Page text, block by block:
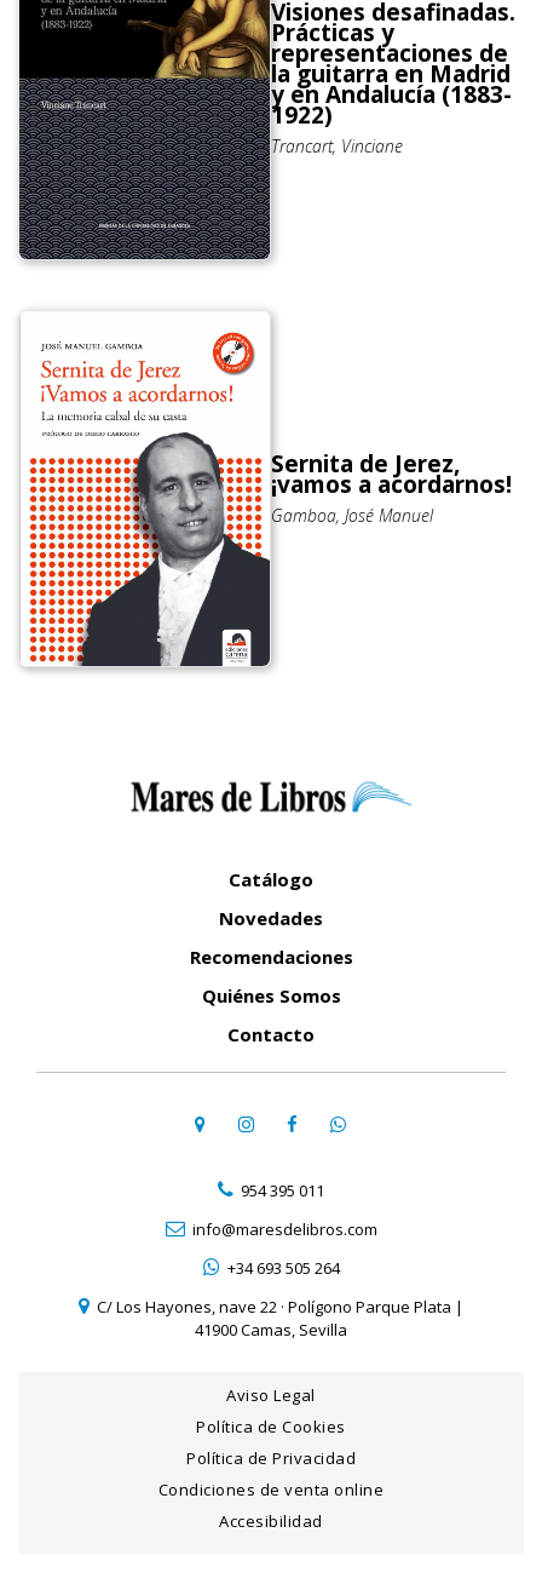
Visiones desafinadas.
Prácticas y
representaciones de
la guitarra en Madrid
y en Andalucía (1883-
1922)
Trancart, Vinciane
Sernita de Jerez,
¡vamos a acordarnos!
Gamboa, José Manuel
Catálogo
Novedades
Recomendaciones
Quiénes Somos
Contacto
954 395 011
info@maresdelibros.com
+34 693 505 264
C/ Los Hayones, nave 22 · Polígono Parque Plata |
41900 Camas, Sevilla
Aviso Legal
Política de Cookies
Política de Privacidad
Condiciones de venta online
Accesibilidad